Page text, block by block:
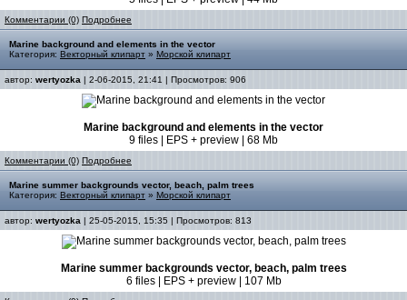
Комментарии (0) Подробнее
Marine background and elements in the vector
Категория: Векторный клипарт » Морской клипарт
автор: wertyozka | 2-06-2015, 21:41 | Просмотров: 906
Marine background and elements in the vector
9 files | EPS + preview | 68 Mb
Комментарии (0) Подробнее
Marine summer backgrounds vector, beach, palm trees
Категория: Векторный клипарт » Морской клипарт
автор: wertyozka | 25-05-2015, 15:35 | Просмотров: 813
Marine summer backgrounds vector, beach, palm trees
6 files | EPS + preview | 107 Mb